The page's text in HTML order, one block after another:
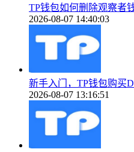
TP钱包如何删除观察者
2026-08-07 14:40:03
新手入门，TP钱包购买
2026-08-07 13:16:51